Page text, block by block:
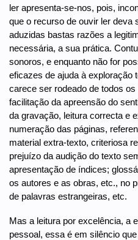
ler apresenta-se-nos, pois,
que o recurso de ouvir ler deva
aduzidas bastas razões a
necessária, a sua prática.
sonoros, e enquanto não for
eficazes de ajuda à exploração
carece ser rodeado de todos
facilitação da apreensão do
da gravação, leitura correcta e
numeração das páginas,
material extra-texto, criteriosa
prejuízo da audição do texto
apresentação de índices;
os autores e as obras, etc., no
de palavras estrangeiras, etc.
Mas a leitura por excelência, a
pessoal, essa é em silêncio